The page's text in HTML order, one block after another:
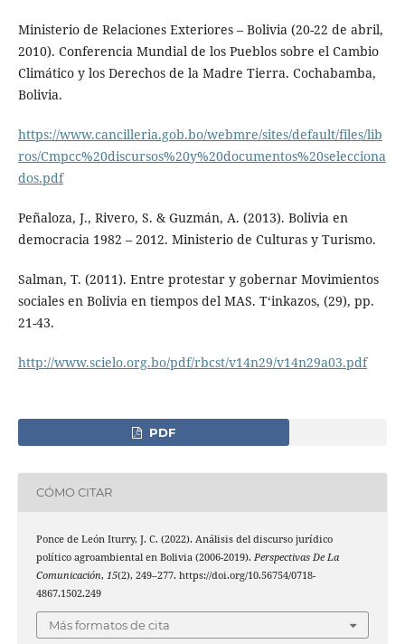
Ministerio de Relaciones Exteriores – Bolivia (20-22 de abril,
2010). Conferencia Mundial de los Pueblos sobre el Cambio
Climático y los Derechos de la Madre Tierra. Cochabamba,
Bolivia.
https://www.cancilleria.gob.bo/webmre/sites/default/files/lib
ros/Cmpcc%20discursos%20y%20documentos%20selecciona
dos.pdf
Peñaloza, J., Rivero, S. & Guzmán, A. (2013). Bolivia en
democracia 1982 – 2012. Ministerio de Culturas y Turismo.
Salman, T. (2011). Entre protestar y gobernar Movimientos
sociales en Bolivia en tiempos del MAS. T‘inkazos, (29), pp.
21-43.
http://www.scielo.org.bo/pdf/rbcst/v14n29/v14n29a03.pdf
PDF
CÓMO CITAR
Ponce de León Iturry, J. C. (2022). Análisis del discurso jurídico
político agroambiental en Bolivia (2006-2019). Perspectivas De La
Comunicación, 15(2), 249–277. https://doi.org/10.56754/0718-
4867.1502.249
Más formatos de cita